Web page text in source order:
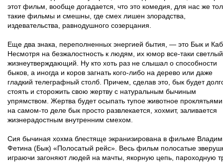
этот фильм, вообще догадается, что это комедия, для нас же
такие фильмы и смешны, где смех лишен злорадства,
издевательства, равнодушного созерцания.
Еще два знака, переполненных энергией бытия, — это Бык и
Несмотря на безжалостность к людям, их юмор все-таки
жизнеутверждающий. Ну кто хоть раз не слышал о способности
быков, а иногда и коров загнать кого-либо на дерево или даже
гладкий телеграфный столб. Причем, сделав это, бык будет
стоять и сторожить свою жертву с натуральным бычиным
упрямством. Жертва будет осыпать тупое животное
на самом-то деле бык просто развлекается, хохмит, заливается
жизнерадостным внутренним смехом.
Сия бычиная хохма блестяще экранизирована в фильме
Фетина (Бык) «Полосатый рейс». Весь фильм полосатые
играючи загоняют людей на мачты, якорную цепь, пароходную